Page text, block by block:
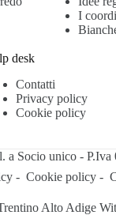
I
desk
Contatti
Privacy policy
Cookie policy
a Socio unico - P.Iva
- Cookie policy-
Alto Adige